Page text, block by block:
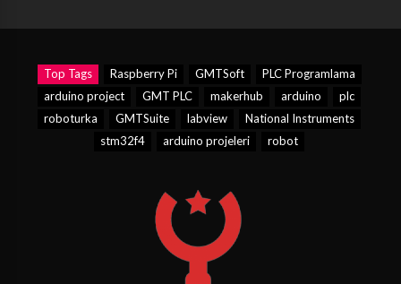
Top Tags Raspberry Pi GMTSoft
PLC Programlama
arduino project
GMT PLC makerhub arduino
plc
roboturka
GMTSuite labview
National Instruments
stm32f4
arduino projeleri robot